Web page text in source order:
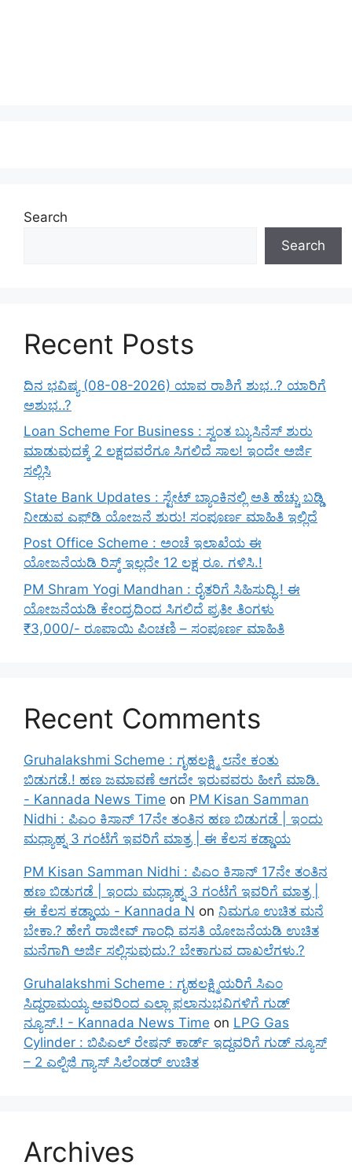
Search
Search
Recent Posts
ದಿನ ಭವಿಷ್ಯ (08-08-2026) ಯಾವ ರಾಶಿಗೆ ಶುಭ..? ಯಾರಿಗೆ
ಅಶುಭ..?
Loan Scheme For Business : ಸ್ವಂತ ಬ್ಯುಸಿನೆಸ್ ಶುರು
ಮಾಡುವುದಕ್ಕೆ 2 ಲಕ್ಷದವರೆಗೂ ಸಿಗಲಿದೆ ಸಾಲ! ಇಂದೇ ಅರ್ಜಿ
ಸಲ್ಲಿಸಿ
State Bank Updates : ಸ್ಟೇಟ್ ಬ್ಯಾಂಕಿನಲ್ಲಿ ಅತಿ ಹೆಚ್ಚು ಬಡ್ಡಿ
ನೀಡುವ ಎಫ್‌ಡಿ ಯೋಜನೆ ಶುರು! ಸಂಪೂರ್ಣ ಮಾಹಿತಿ ಇಲ್ಲಿದೆ
Post Office Scheme : ಅಂಚೆ ಇಲಾಖೆಯ ಈ
ಯೋಜನೆಯಡಿ ರಿಸ್ಕ್‌ ಇಲ್ಲದೇ 12 ಲಕ್ಷ ರೂ. ಗಳಿಸಿ.!
PM Shram Yogi Mandhan : ರೈತರಿಗೆ ಸಿಹಿಸುದ್ಧಿ.! ಈ
ಯೋಜನೆಯಡಿ ಕೇಂದ್ರದಿಂದ ಸಿಗಲಿದೆ ಪ್ರತೀ ತಿಂಗಳು
₹3,000/- ರೂಪಾಯಿ ಪಿಂಚಣಿ – ಸಂಪೂರ್ಣ ಮಾಹಿತಿ
Recent Comments
Gruhalakshmi Scheme : ಗೃಹಲಕ್ಷ್ಮಿ ೮ನೇ ಕಂತು
ಬಿಡುಗಡೆ.! ಹಣ ಜಮಾವಣೆ ಆಗದೇ ಇರುವವರು ಹೀಗೆ ಮಾಡಿ.
- Kannada News Time on PM Kisan Samman
Nidhi : ಪಿಎಂ ಕಿಸಾನ್ 17ನೇ ತಂತಿನ ಹಣ ಬಿಡುಗಡೆ | ಇಂದು
ಮಧ್ಯಾಹ್ನ 3 ಗಂಟೆಗೆ ಇವರಿಗೆ ಮಾತ್ರ | ಈ ಕೆಲಸ ಕಡ್ಡಾಯ
PM Kisan Samman Nidhi : ಪಿಎಂ ಕಿಸಾನ್ 17ನೇ ತಂತಿನ
ಹಣ ಬಿಡುಗಡೆ | ಇಂದು ಮಧ್ಯಾಹ್ನ 3 ಗಂಟೆಗೆ ಇವರಿಗೆ ಮಾತ್ರ |
ಈ ಕೆಲಸ ಕಡ್ಡಾಯ - Kannada N on ನಿಮಗೂ ಉಚಿತ ಮನೆ
ಬೇಕಾ.? ಹೇಗೆ ರಾಜೀವ್ ಗಾಂಧಿ ವಸತಿ ಯೋಜನೆಯಡಿ ಉಚಿತ
ಮನೆಗಾಗಿ ಅರ್ಜಿ ಸಲ್ಲಿಸುವುದು.? ಬೇಕಾಗುವ ದಾಖಲೆಗಳು.?
Gruhalakshmi Scheme : ಗೃಹಲಕ್ಷ್ಮಿಯರಿಗೆ ಸಿಎಂ
ಸಿದ್ದರಾಮಯ್ಯ ಅವರಿಂದ ಎಲ್ಲಾ ಫಲಾನುಭವಿಗಳಿಗೆ ಗುಡ್
ನ್ಯೂಸ್.! - Kannada News Time on LPG Gas
Cylinder : ಬಿಪಿಎಲ್ ರೇಷನ್ ಕಾರ್ಡ್ ಇದ್ದವರಿಗೆ ಗುಡ್ ನ್ಯೂಸ್
– 2 ಎಲ್ಪಿಜಿ ಗ್ಯಾಸ್ ಸಿಲೆಂಡರ್ ಉಚಿತ
Archives